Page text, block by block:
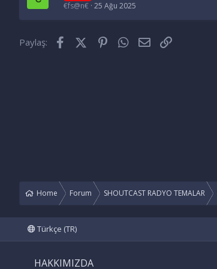
€fs@n€ 25 Ağu 2025
Paylaş: FacebookX (Twitter)PinterestWhatsApp
E-posta
Home Forum SHOUTCAST RADYO TEMALAR
Türkçe (TR)
HAKKIMIZDA